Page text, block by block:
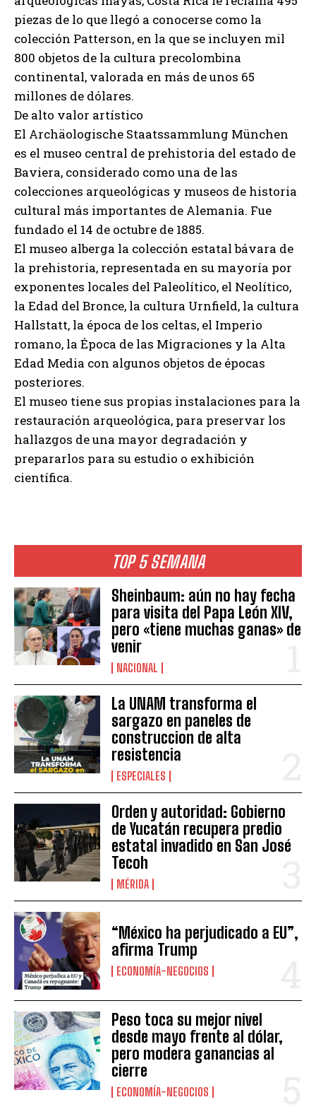
TOP 5 SEMANA
Sheinbaum: aún no hay fecha
para visita del Papa León XIV,
pero «tiene muchas ganas» de
venir
NACIONAL
La UNAM transforma el
sargazo en paneles de
construccion de alta
resistencia
ESPECIALES
Orden y autoridad: Gobierno
de Yucatán recupera predio
estatal invadido en San José
Tecoh
MÉRIDA
“México ha perjudicado a EU”,
afirma Trump
ECONOMÍA-NEGOCIOS
Peso toca su mejor nivel
desde mayo frente al dólar,
pero modera ganancias al
cierre
ECONOMÍA-NEGOCIOS
piezas de lo que llegó a conocerse como la
colección Patterson, en la que se incluyen mil
800 objetos de la cultura precolombina
continental, valorada en más de unos 65
millones de dólares.
De alto valor artístico
El Archäologische Staatssammlung München
es el museo central de prehistoria del estado de
Baviera, considerado como una de las
colecciones arqueológicas y museos de historia
cultural más importantes de Alemania. Fue
fundado el 14 de octubre de 1885.
El museo alberga la colección estatal bávara de
la prehistoria, representada en su mayoría por
exponentes locales del Paleolítico, el Neolítico,
la Edad del Bronce, la cultura Urnfield, la cultura
Hallstatt, la época de los celtas, el Imperio
romano, la Época de las Migraciones y la Alta
Edad Media con algunos objetos de épocas
posteriores.
El museo tiene sus propias instalaciones para la
restauración arqueológica, para preservar los
hallazgos de una mayor degradación y
prepararlos para su estudio o exhibición
científica.